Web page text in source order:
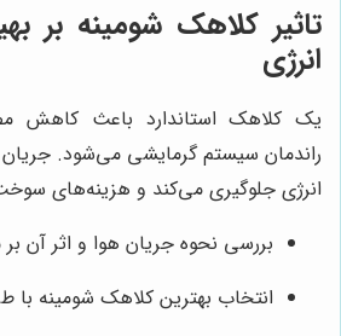
تاثیر کلاهک شومینه بر
انرژی
یک کلاهک استاندارد باعث کاهش
راندمان سیستم گرمایشی می‌شود. جریان
انرژی جلوگیری می‌کند و هزینه‌های
بررسی نحوه جریان هوا و اثر آن
انتخاب بهترین کلاهک شومینه با